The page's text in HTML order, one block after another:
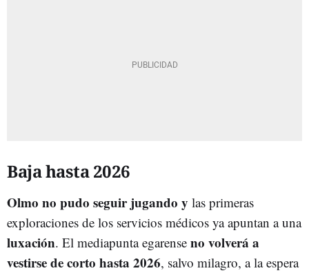
Baja hasta 2026
Olmo no pudo seguir jugando y las primeras
exploraciones de los servicios médicos ya apuntan a una
luxación. El mediapunta egarense no volverá a
vestirse de corto hasta 2026, salvo milagro, a la espera